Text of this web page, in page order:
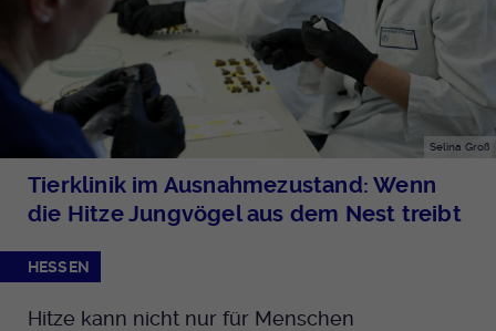
Selina Groß
Tierklinik im Ausnahmezustand: Wenn
die Hitze Jungvögel aus dem Nest treibt
HESSEN
Hitze kann nicht nur für Menschen